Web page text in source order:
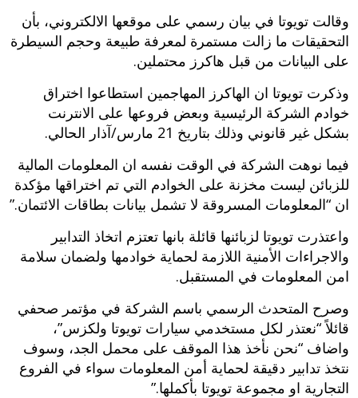
وقالت تويوتا في بيان رسمي على موقعها الالكتروني، بأن
التحقيقات ما زالت مستمرة لمعرفة طبيعة وحجم السيطرة
على البيانات من قبل هاكرز محتملين.
وذكرت تويوتا ان الهاكرز المهاجمين استطاعوا اختراق
خوادم الشركة الرئيسية وبعض فروعها على الانترنت
بشكل غير قانوني وذلك بتاريخ 21 مارس/آذار الحالي.
فيما نوهت الشركة في الوقت نفسه ان المعلومات المالية
للزبائن ليست مخزنة على الخوادم التي تم اختراقها مؤكدة
ان “المعلومات المسروقة لا تشمل بيانات بطاقات الائتمان.”
واعتذرت تويوتا لزبائنها قائلة بانها تعتزم اتخاذ التدابير
والاجراءات الأمنية اللازمة لحماية خوادمها ولضمان سلامة
امن المعلومات في المستقبل.
وصرح المتحدث الرسمي باسم الشركة في مؤتمر صحفي
قائلاً “نعتذر لكل مستخدمي سيارات تويوتا ولكزس”،
واضاف “نحن نأخذ هذا الموقف على محمل الجد، وسوف
نتخذ تدابير دقيقة لحماية أمن المعلومات سواء في الفروع
التجارية او مجموعة تويوتا بأكملها.”